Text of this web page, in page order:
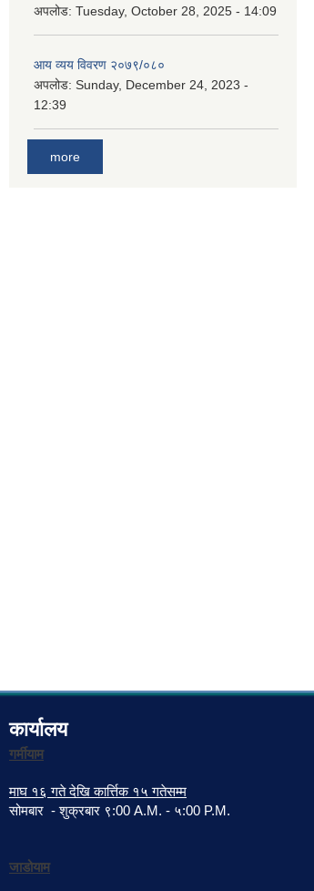
अपलोड: Tuesday, October 28, 2025 - 14:09
आय व्यय विवरण २०७९/०८०
अपलोड: Sunday, December 24, 2023 -
12:39
more
कार्यालय
गर्मीयाम
माघ १६ गते देखि कार्त्तिक १५ गतेसम्म
सोमबार - शुक्रबार ९:00 A.M. - ५:00 P.M.
जाडोयाम